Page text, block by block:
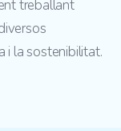
treballant
i la sostenibilitat.